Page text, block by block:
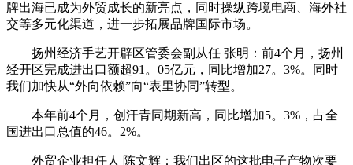
牌出海已成为外贸成长的新亮点，同时操纵跨境电商、海外社
交等多元化渠道，进一步拓展品牌国际市场。
扬州经济手艺开辟区管委会副从任 张明：前4个月，扬州
经开区完成进出口额超91。05亿元，同比增加27。3%。同时
我们加快从“外向依赖”向“表里协同”转型。
本年前4个月，创汗青同期新高，同比增加5。3%，占全
国进出口总值的46。2%。
外贸企业担任人 陈文辉：我们出区的这批电子产物次要